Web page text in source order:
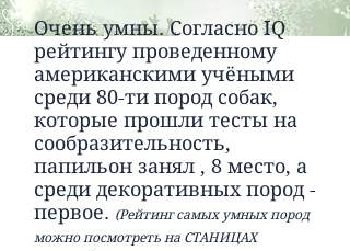
Очень умны. Согласно IQ
рейтингу проведенному
американскими учёными
среди 80-ти пород собак,
которые прошли тесты на
сообразительность,
папильон занял , 8 место, а
среди декоративных пород -
первое. (Рейтинг самых умных пород
можно посмотреть на СТАНИЦАХ